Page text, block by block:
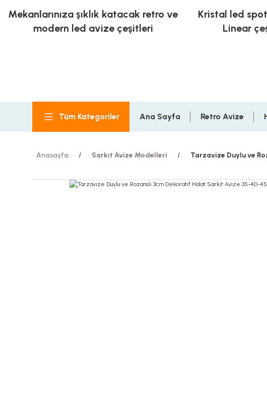
Mekanlarınıza şıklık katacak retro ve
modern led avize çeşitleri
Kristal led
Linear
Tüm Kategoriler Ana Sayfa Retro Avize
Anasayfa Sarkıt Avize Modelleri Tarzavize Duylu ve